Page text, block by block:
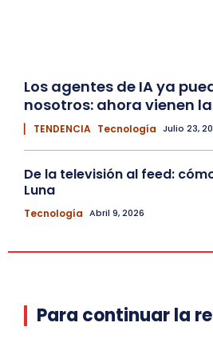
Los agentes de IA ya
nosotros: ahora vienen
▏ TENDENCIA Tecnología Julio 23,
De la televisión al feed:
Luna
Tecnología Abril 9, 2026
Para continuar la